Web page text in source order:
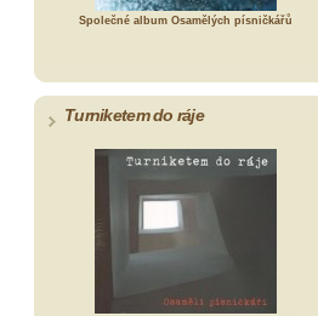
Společné album Osamělých písničkářů
Turniketem do ráje